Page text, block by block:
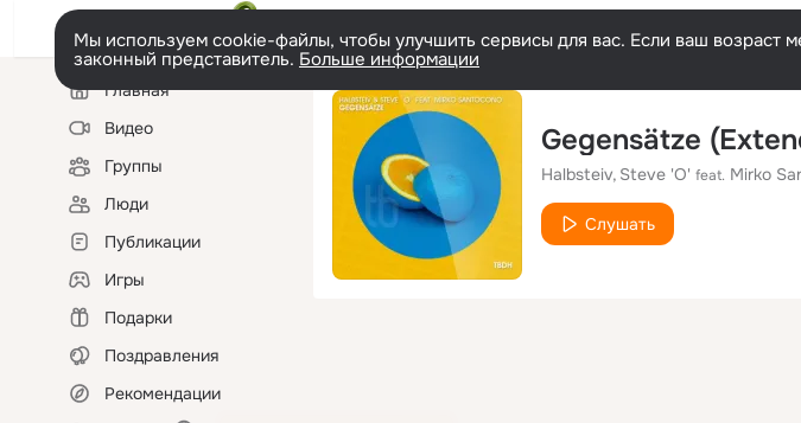
Мы используем cookie-файлы, чтобы улучшить сервисы для вас. Если ваш возраст
законный представитель. Больше информации
Левая
колонкаГлавная
Видео
Группы
Люди
Публикации
Игры
Подарки
Поздравления
Рекомендации
Gegensätze
Halbsteiv Steve 'O' feat. Mirko
Слушать